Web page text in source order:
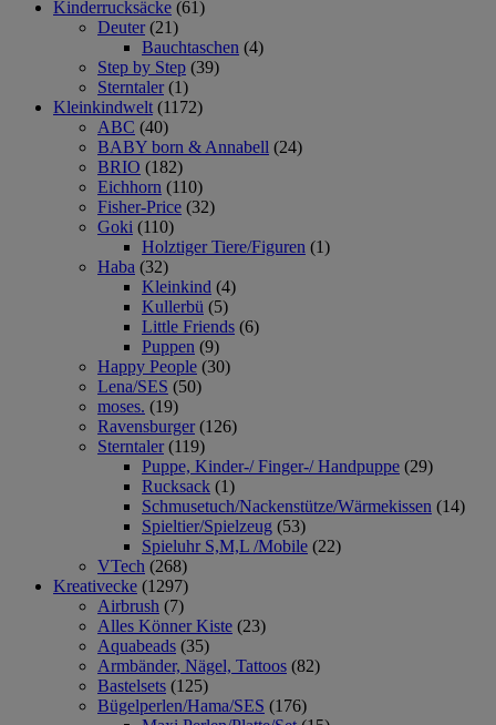
Kinderrucksäcke (61)
Deuter (21)
Bauchtaschen (4)
Step by Step (39)
Sterntaler (1)
Kleinkindwelt (1172)
ABC (40)
BABY born & Annabell (24)
BRIO (182)
Eichhorn (110)
Fisher-Price (32)
Goki (110)
Holztiger Tiere/Figuren (1)
Haba (32)
Kleinkind (4)
Kullerbü (5)
Little Friends (6)
Puppen (9)
Happy People (30)
Lena/SES (50)
moses. (19)
Ravensburger (126)
Sterntaler (119)
Puppe, Kinder-/ Finger-/ Handpuppe (29)
Rucksack (1)
Schmusetuch/Nackenstütze/Wärmekissen (14)
Spieltier/Spielzeug (53)
Spieluhr S,M,L /Mobile (22)
VTech (268)
Kreativecke (1297)
Airbrush (7)
Alles Könner Kiste (23)
Aquabeads (35)
Armbänder, Nägel, Tattoos (82)
Bastelsets (125)
Bügelperlen/Hama/SES (176)